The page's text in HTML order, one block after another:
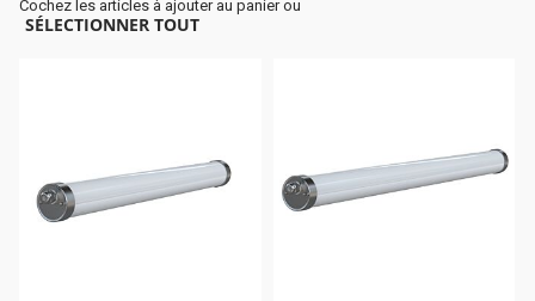
Cochez les articles à ajouter au panier ou
SÉLECTIONNER TOUT